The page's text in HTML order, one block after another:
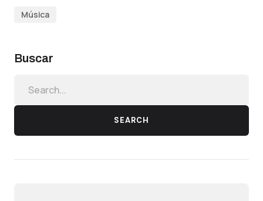
Música
Buscar
SEARCH